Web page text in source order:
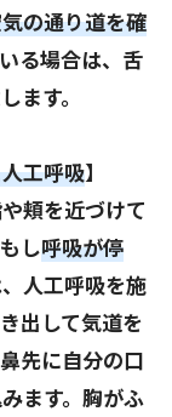
の通り道を確
る場合は、舌
ます。
工呼吸】
頬を近づけて
し呼吸が停
人工呼吸を施
出して気道を
先に自分の口
ます。胸がふ